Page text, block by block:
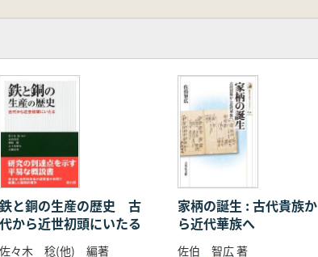
大税穀増加策/2 穀倉の実態)
倉の違い
鉄と銅の生産の歴史 古
代から近世初頭にいたる
佐々木 稔(他) 編著
家柄の誕生 : 古代貴族か
ら近代華族へ
佐伯 智広 著